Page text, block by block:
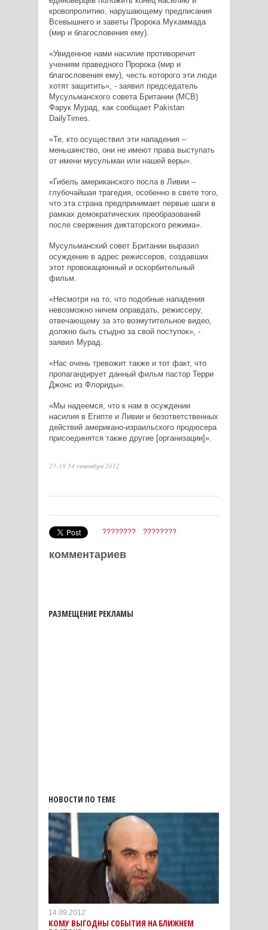
кровопролитию, нарушающему предписания
Всевышнего и заветы Пророка Мухаммада
(мир и благословения ему).
«Увиденное нами насилие противоречит
учениям праведного Пророка (мир и
благословения ему), честь которого эти люди
хотят защитить», - заявил председатель
Мусульманского совета Британии (MCB)
Фарук Мурад, как сообщает Pakistan
DailyTimes.
«Те, кто осуществил эти нападения –
меньшинство, они не имеют права выступать
от имени мусульман или нашей веры».
«Гибель американского посла в Ливии –
глубочайшая трагедия, особенно в свете того,
что эта страна предпринимает первые шаги в
рамках демократических преобразований
после свержения диктаторского режима».
Мусульманский совет Британии выразил
осуждение в адрес режиссеров, создавших
этот провокационный и оскорбительный
фильм.
«Несмотря на то, что подобные нападения
невозможно ничем оправдать, режиссеру,
отвечающему за это возмутительное видео,
должно быть стыдно за свой поступок», -
заявил Мурад.
«Нас очень тревожит также и тот факт, что
пропагандирует данный фильм пастор Терри
Джонс из Флориды».
«Мы надеемся, что к нам в осуждении
насилия в Египте и Ливии и безответственных
действий американо-израильского продюсера
присоединятся также другие [организации]».
23:19 14 сентября 2012
???????? ????????
комментариев
РАЗМЕЩЕНИЕ РЕКЛАМЫ
НОВОСТИ ПО ТЕМЕ
14.09.2012
КОМУ ВЫГОДНЫ СОБЫТИЯ НА БЛИЖНЕМ